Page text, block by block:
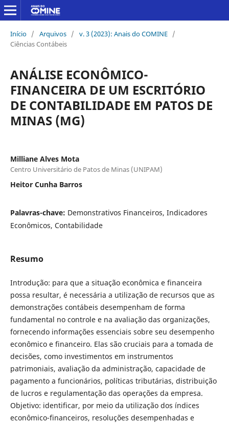
Início / Arquivos / v. 3 (2023): Anais do COMINE /
Ciências Contábeis
ANÁLISE ECONÔMICO-
FINANCEIRA DE UM ESCRITÓRIO
DE CONTABILIDADE EM PATOS DE
MINAS (MG)
Milliane Alves Mota
Centro Universitário de Patos de Minas (UNIPAM)
Heitor Cunha Barros
Palavras-chave: Demonstrativos Financeiros, Indicadores
Econômicos, Contabilidade
Resumo
Introdução: para que a situação econômica e financeira
possa resultar, é necessária a utilização de recursos que as
demonstrações contábeis desempenham de forma
fundamental no controle e na avaliação das organizações,
fornecendo informações essenciais sobre seu desempenho
econômico e financeiro. Elas são cruciais para a tomada de
decisões, como investimentos em instrumentos
patrimoniais, avaliação da administração, capacidade de
pagamento a funcionários, políticas tributárias, distribuição
de lucros e regulamentação das operações da empresa.
Objetivo: identificar, por meio da utilização dos índices
econômico-financeiros, resoluções desempenhadas e